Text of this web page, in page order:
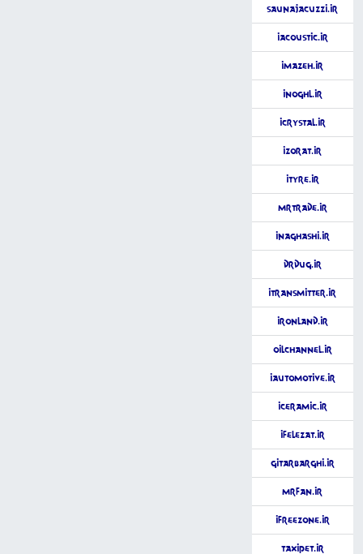
SaunaJacuzzi.ir
iAcoustic.ir
iMazeh.ir
iNoghl.ir
iCrystal.ir
iZorat.ir
iTyre.ir
MrTrade.ir
iNaghashi.ir
DrDug.ir
iTransmitter.ir
ironLand.ir
OilChannel.ir
iAutomotive.ir
iCeramic.ir
iFelezat.ir
GitarBarghi.ir
MrFan.ir
iFreeZone.ir
TaxiPet.ir